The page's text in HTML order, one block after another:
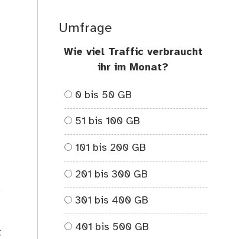
Umfrage
Wie viel Traffic verbraucht
ihr im Monat?
0 bis 50 GB
51 bis 100 GB
101 bis 200 GB
201 bis 300 GB
301 bis 400 GB
401 bis 500 GB